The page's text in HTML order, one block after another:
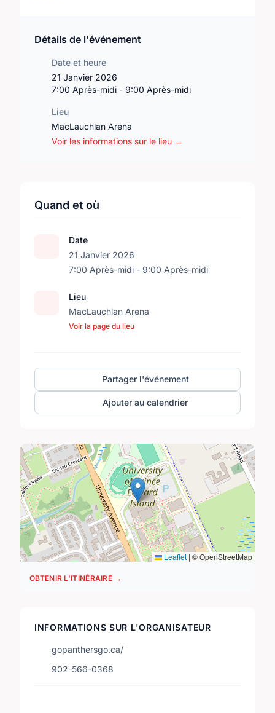
Détails de l'événement
Date et heure
21 Janvier 2026
7:00 Après-midi - 9:00 Après-midi
Lieu
MacLauchlan Arena
Voir les informations sur le lieu →
Quand et où
Date
21 Janvier 2026
7:00 Après-midi - 9:00 Après-midi
Lieu
MacLauchlan Arena
Voir la page du lieu
Partager l'événement
Ajouter au calendrier
Leaflet | © OpenStreetMap
OBTENIR L'ITINÉRAIRE →
INFORMATIONS SUR L'ORGANISATEUR
gopanthersgo.ca/
902-566-0368